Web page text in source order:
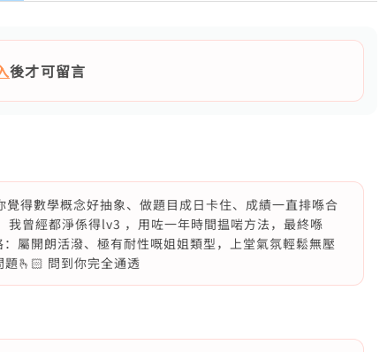
後才可留言
得數學概念好抽象、做題目成日卡住、成績一直排喺合
我曾經都淨係得lv3 ，用咗一年時間揾啱方法，最終喺
屬開朗活潑、極有耐性嘅姐姐類型，上堂氣氛輕鬆無壓
🫰🏻 問到你完全通透